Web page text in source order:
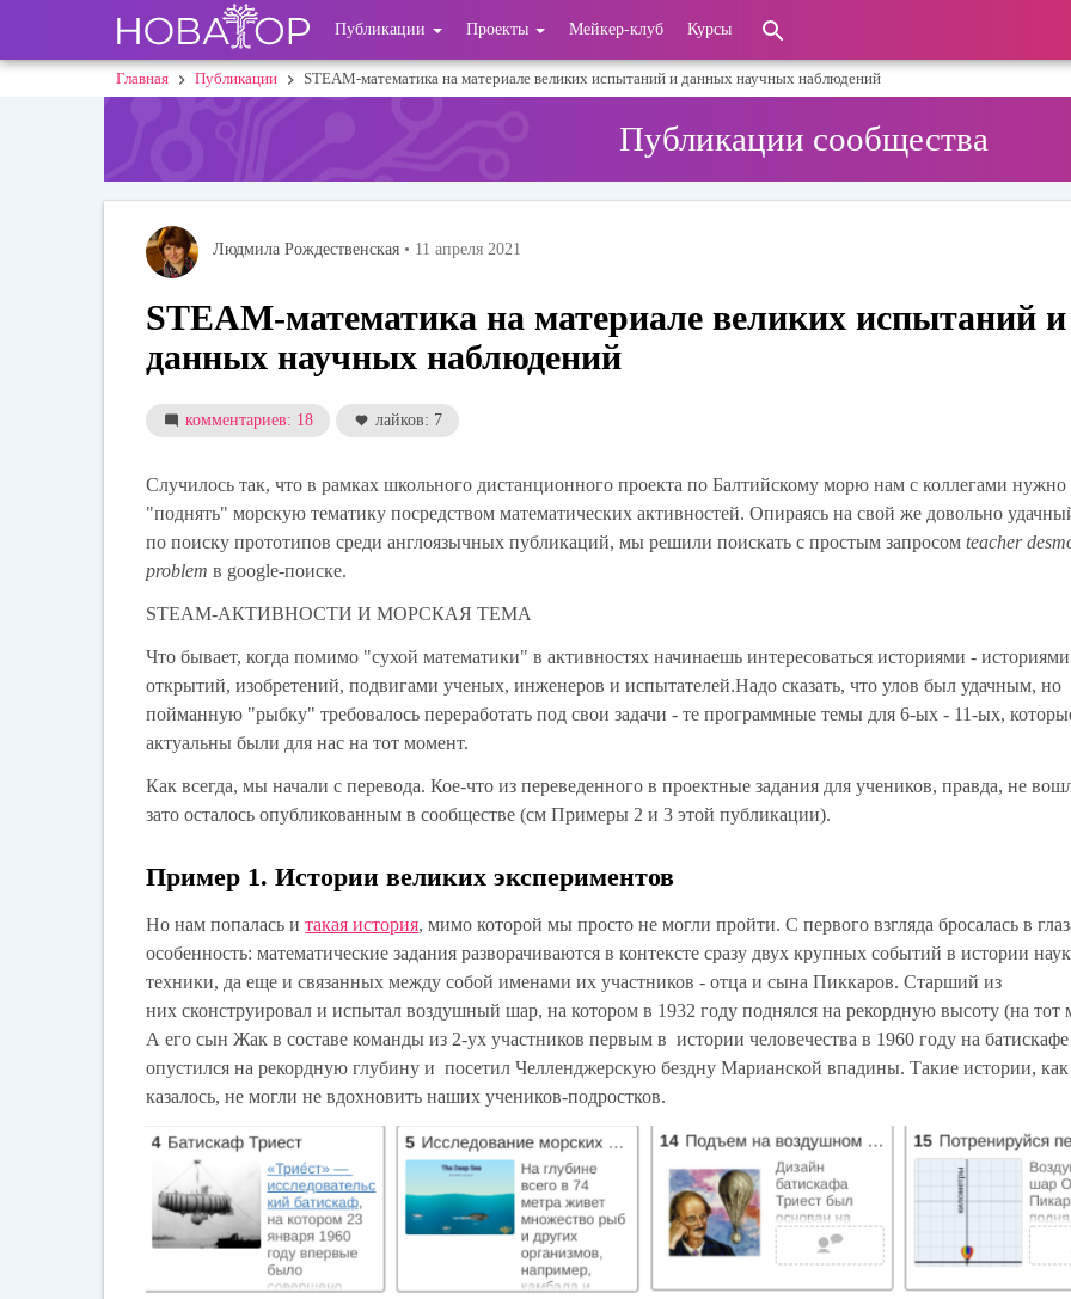
основному
User
account
Публикации Проекты Мейкер-клуб Курсы
Строка
Главная Публикации STEAM-математика на материале великих испытаний и данных научных наблюдений
Публикации сообщества
Людмила Рождественская • 11 апреля 2021
STEAM-математика на материале великих испытаний и
данных научных наблюдений
комментариев: 18 лайков: 7
Случилось так, что в рамках школьного дистанционного проекта по Балтийскому морю нам с коллегами
"поднять" морскую тематику посредством математических активностей. Опираясь на свой же довольно
по поиску прототипов среди англоязычных публикаций, мы решили поискать с простым запросомteacher
problem в google-поиске.
STEAM-АКТИВНОСТИ И МОРСКАЯ ТЕМА
Что бывает, когда помимо "сухой математики" в активностях начинаешь интересоваться историями - историями
открытий, изобретений, подвигами ученых, инженеров и испытателей.Надо сказать, что улов был удачным, но
пойманную "рыбку" требовалось переработать под свои задачи - те программные темы для 6-ых - 11-ых,
актуальны были для нас на тот момент.
Как всегда, мы начали с перевода. Кое-что из переведенного в проектные задания для учеников, правда, не
зато осталось опубликованным в сообществе (см Примеры 2 и 3 этой публикации).
Пример 1. Истории великих экспериментов
Но нам попалась итакая история, мимо которой мы просто не могли пройти. С первого взгляда бросалась в
особенность: математические задания разворачиваются в контексте сразу двух крупных событий в истории
техники, да еще и связанных между собой именами их участников - отца и сына Пиккаров. Старший из
них сконструировал и испытал воздушный шар, на котором в 1932 году поднялся на рекордную высоту (на тот
А его сын Жак в составе команды из 2-ух участников первым в истории человечества в 1960 году на
опустился на рекордную глубину и посетил Челленджерскую бездну Марианской впадины. Такие истории,
казалось, не могли не вдохновить наших учеников-подростков.